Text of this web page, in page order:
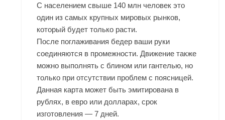
С населением свыше 140 млн человек это
один из самых крупных мировых рынков,
который будет только расти.
После поглаживания бедер ваши руки
соединяются в промежности. Движение также
можно выполнять с блином или гантелью, но
только при отсутствии проблем с поясницей.
Данная карта может быть эмитирована в
рублях, в евро или долларах, срок
изготовления — 7 дней.